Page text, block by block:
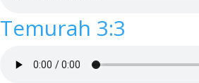
Temurah 3:3